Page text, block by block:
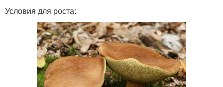
Условия для роста: